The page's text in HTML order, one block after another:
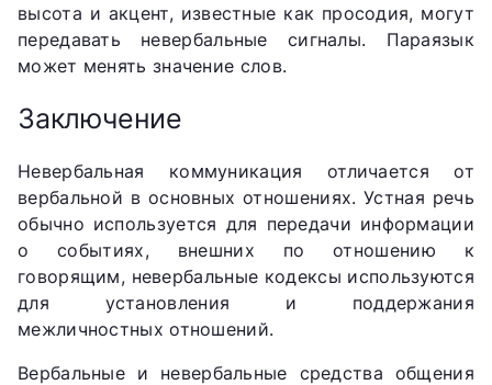
высота и акцент, известные как просодия, могут
передавать невербальные сигналы. Параязык
может менять значение слов.
Заключение
Невербальная коммуникация отличается от
вербальной в основных отношениях. Устная речь
обычно используется для передачи информации
о событиях, внешних по отношению к
говорящим, невербальные кодексы используются
для установления и поддержания
межличностных отношений.
Вербальные и невербальные средства общения